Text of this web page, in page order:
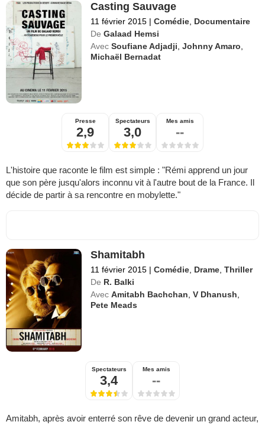
Casting Sauvage
11 février 2015 | Comédie, Documentaire
De Galaad Hemsi
Avec Soufiane Adjadji,Johnny Amaro,
Michaël Bernadat
Presse
2,9
Spectateurs
3,0
Mes amis
--
L'histoire que raconte le film est simple : "Rémi apprend un jour
que son père jusqu'alors inconnu vit à l'autre bout de la France. Il
décide de partir à sa rencontre en mobylette."
Shamitabh
11 février 2015 | Comédie, Drame,Thriller
De R. Balki
Avec Amitabh Bachchan,V Dhanush,
Pete Meads
Spectateurs
3,4
Mes amis
--
Amitabh, après avoir enterré son rêve de devenir un grand acteur,